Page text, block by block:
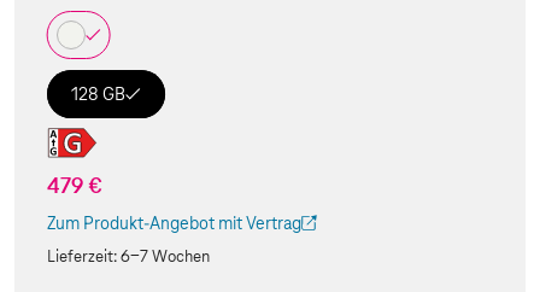
128 GB
479 €
Zum Produkt-Angebot mit Vertrag
(Der Link wird in einem neuen Tab geöffnet)
Lieferzeit:6-7 Wochen